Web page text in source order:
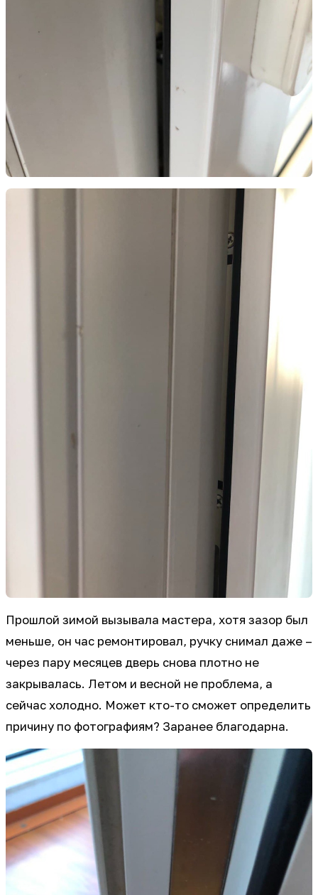
Прошлой зимой вызывала мастера, хотя зазор был
меньше, он час ремонтировал, ручку снимал даже –
через пару месяцев дверь снова плотно не
закрывалась. Летом и весной не проблема, а
сейчас холодно. Может кто-то сможет определить
причину по фотографиям? Заранее благодарна.